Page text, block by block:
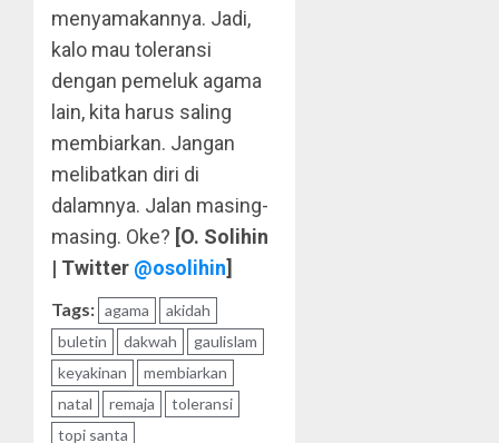
menyamakannya. Jadi,
kalo mau toleransi
dengan pemeluk agama
lain, kita harus saling
membiarkan. Jangan
melibatkan diri di
dalamnya. Jalan masing-
masing. Oke? [O. Solihin
| Twitter @osolihin]
Tags: agama
akidah
buletin
dakwah
gaulislam
keyakinan
membiarkan
natal
remaja
toleransi
topi santa